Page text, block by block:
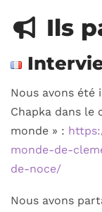
Ils
Nous avons été
Chapka dans le
monde » :
monde-de-
de-noce/
Nous avons